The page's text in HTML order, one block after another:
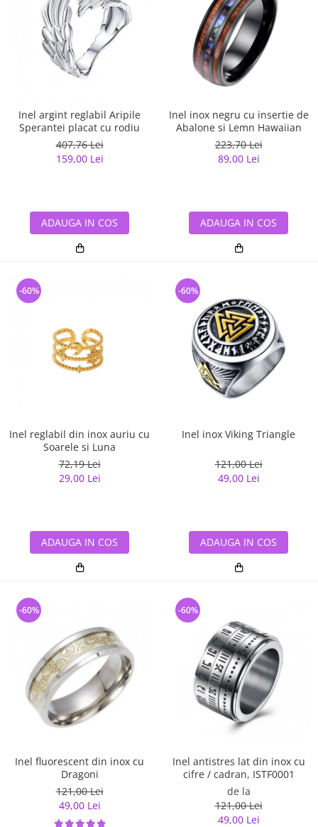
Inel argint reglabil Aripile
Sperantei placat cu rodiu
407,76 Lei
159,00 Lei
ADAUGA IN COS
Inel inox negru cu insertie de
Abalone si Lemn Hawaiian
223,70 Lei
89,00 Lei
ADAUGA IN COS
Inel reglabil din inox auriu cu
Soarele si Luna
72,19 Lei
29,00 Lei
-60%
ADAUGA IN COS
Inel inox Viking Triangle
121,00 Lei
49,00 Lei
-60%
ADAUGA IN COS
Inel fluorescent din inox cu
Dragoni
121,00 Lei
49,00 Lei
-60%
Inel antistres lat din inox cu
cifre / cadran, ISTF0001
de la
121,00 Lei
49,00 Lei
-60%